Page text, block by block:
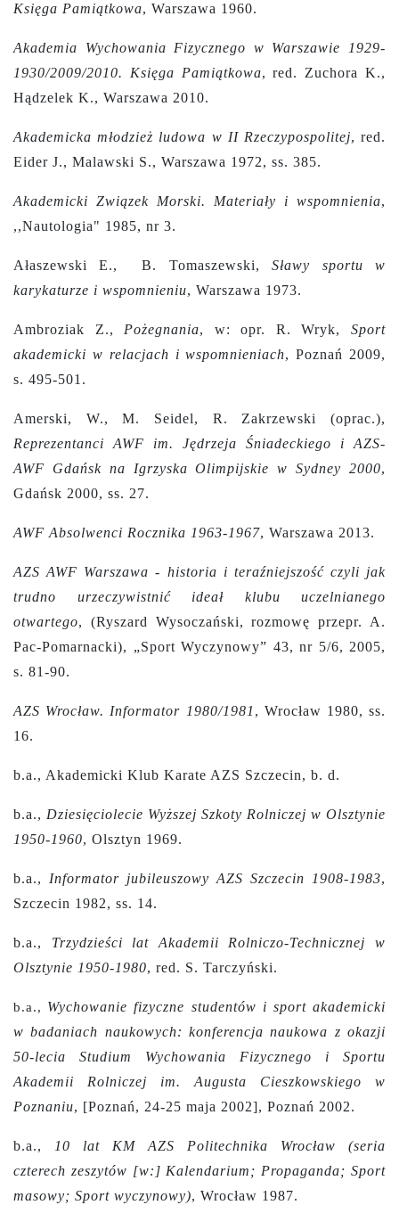
Księga Pamiątkowa, Warszawa 1960.
Akademia Wychowania Fizycznego w Warszawie 1929-
1930/2009/2010. Księga Pamiątkowa, red. Zuchora K.,
Hądzelek K., Warszawa 2010.
Akademicka młodzież ludowa w II Rzeczypospolitej, red.
Eider J., Malawski S., Warszawa 1972, ss. 385.
Akademicki Związek Morski. Materiały i wspomnienia,
,,Nautologia" 1985, nr 3.
Ałaszewski E., B. Tomaszewski,Sławy sportu w
karykaturze i wspomnieniu, Warszawa 1973.
Ambroziak Z., Pożegnania, w: opr. R. Wryk,Sport
akademicki w relacjach i wspomnieniach, Poznań 2009,
s. 495-501.
Amerski, W., M. Seidel, R. Zakrzewski (oprac.),
Reprezentanci AWF im. Jędrzeja Śniadeckiego i AZS-
AWF Gdańsk na Igrzyska Olimpijskie w Sydney 2000,
Gdańsk 2000, ss. 27.
AWF Absolwenci Rocznika 1963-1967, Warszawa 2013.
AZS AWF Warszawa - historia i teraźniejszość czyli jak
trudno urzeczywistnić ideał klubu uczelnianego
otwartego, (Ryszard Wysoczański, rozmowę przepr. A.
Pac-Pomarnacki), „Sport Wyczynowy” 43, nr 5/6, 2005,
s. 81-90.
AZS Wrocław. Informator 1980/1981 , Wrocław 1980, ss.
16.
b.a., Akademicki Klub Karate AZS Szczecin, b. d.
b.a., Dziesięciolecie Wyższej Szkoty Rolniczej w Olsztynie
1950-1960, Olsztyn 1969.
b.a., Informator jubileuszowy AZS Szczecin 1908-1983,
Szczecin 1982, ss. 14.
b.a., Trzydzieści lat Akademii Rolniczo-Technicznej w
Olsztynie 1950-1980, red. S. Tarczyński.
b.a., Wychowanie fizyczne studentów i sport akademicki
w badaniach naukowych: konferencja naukowa z okazji
50-lecia Studium Wychowania Fizycznego i Sportu
Akademii Rolniczej im. Augusta Cieszkowskiego w
Poznaniu, [Poznań, 24-25 maja 2002], Poznań 2002.
b.a.,
10 lat KM AZS Politechnika Wrocław (seria
czterech zeszytów [w:] Kalendarium; Propaganda; Sport
masowy; Sport wyczynowy), Wrocław 1987.